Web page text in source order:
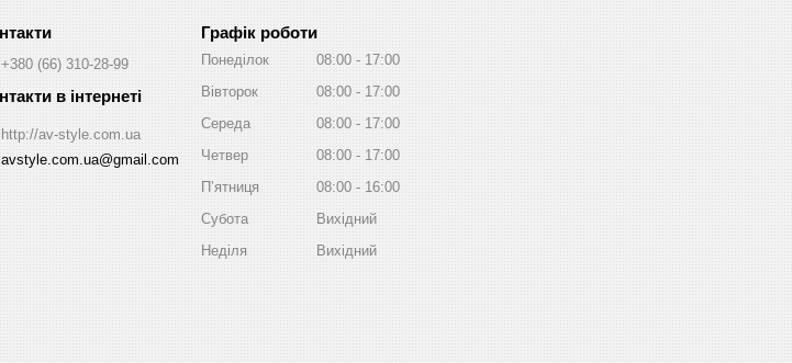
+380 (66) 310-28-99
http://av-style.com.ua
avstyle.com.ua@gmail.com
Графік роботи
Понеділок 08:00
17:00
Вівторок
08:00
17:00
Середа
08:00
17:00
Четвер
08:00
17:00
Пʼятниця
08:00
16:00
Субота
Вихідний
Неділя
Вихідний